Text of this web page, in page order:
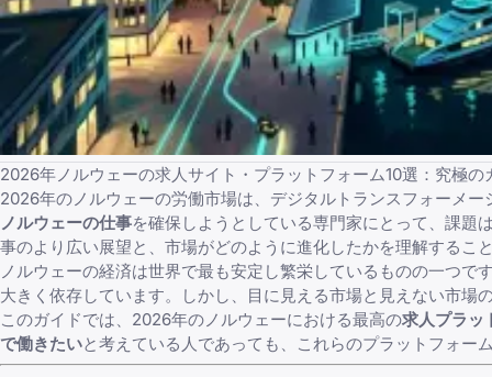
2026年ノルウェーの求人サイト・プラットフォーム10選：究極の
2026年のノルウェーの労働市場は、デジタルトランスフォーメ
ノルウェーの仕事を確保しようとしている専門家にとって、課題
事のより広い展望と、市場がどのように進化したかを理解するこ
ノルウェーの経済は世界で最も安定し繁栄しているものの一つ
大きく依存しています。しかし、目に見える市場と見えない市場
このガイドでは、2026年のノルウェーにおける最高の求人プラッ
で働きたいと考えている人であっても、これらのプラットフォー